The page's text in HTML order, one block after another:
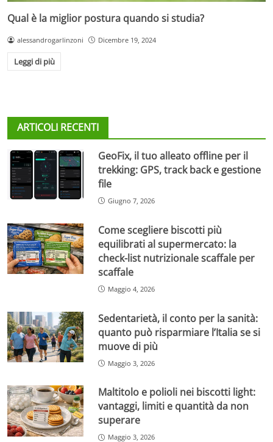
Qual è la miglior postura quando si studia?
alessandrogarlinzoni Dicembre 19, 2024
Leggi di più
ARTICOLI RECENTI
GeoFix, il tuo alleato offline per il
trekking: GPS, track back e gestione
file
Giugno 7, 2026
Come scegliere biscotti più
equilibrati al supermercato: la
check-list nutrizionale scaffale per
scaffale
Maggio 4, 2026
Sedentarietà, il conto per la sanità:
quanto può risparmiare l’Italia se si
muove di più
Maggio 3, 2026
Maltitolo e polioli nei biscotti light:
vantaggi, limiti e quantità da non
superare
Maggio 3, 2026